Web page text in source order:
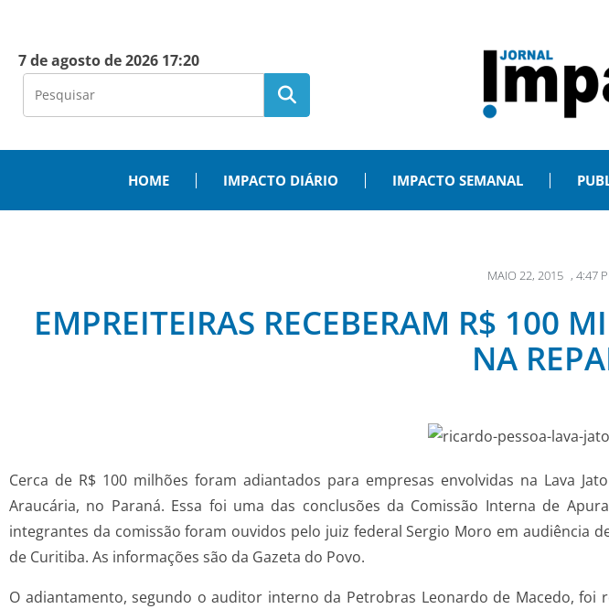
7 de agosto de 2026 17:20
HOME IMPACTO DIÁRIO IMPACTO SEMANAL
MAIO 22, 2015 , 4:47
EMPREITEIRAS RECEBERAM R$ 100
NA
Cerca de R$ 100 milhões foram adiantados para empresas envolvidas na Lava
Araucária, no Paraná. Essa foi uma das conclusões da Comissão Interna de
integrantes da comissão foram ouvidos pelo juiz federal Sergio Moro em audiência
de Curitiba. As informações são da Gazeta do Povo.
O adiantamento, segundo o auditor interno da Petrobras Leonardo de Macedo, foi